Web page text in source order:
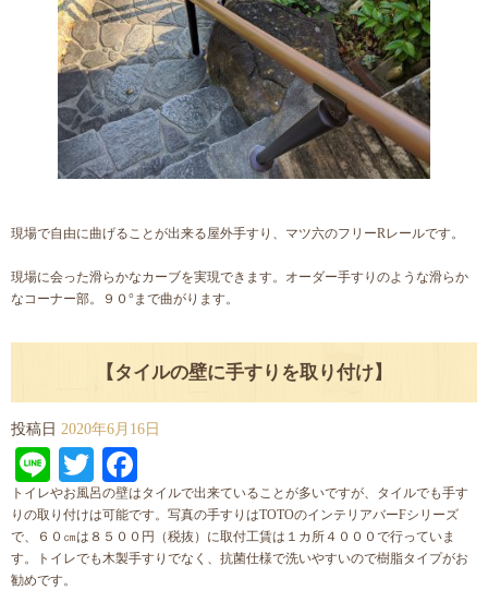
現場で自由に曲げることが出来る屋外手すり、マツ六のフリーRレールです。
現場に会った滑らかなカーブを実現できます。オーダー手すりのような滑らか
なコーナー部。９０°まで曲がります。
【タイルの壁に手すりを取り付け】
投稿日 2020年6月16日
LineTwitter
トイレやお風呂の壁はタイルで出来ていることが多いですが、タイルでも手す
りの取り付けは可能です。写真の手すりはTOTOのインテリアバーFシリーズ
で、６０㎝は８５００円（税抜）に取付工賃は１カ所４０００で行っていま
す。トイレでも木製手すりでなく、抗菌仕様で洗いやすいので樹脂タイプがお
勧めです。